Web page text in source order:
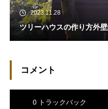
2023.11.28
ツリーハウスの作り方外
コメント
0 トラックバック